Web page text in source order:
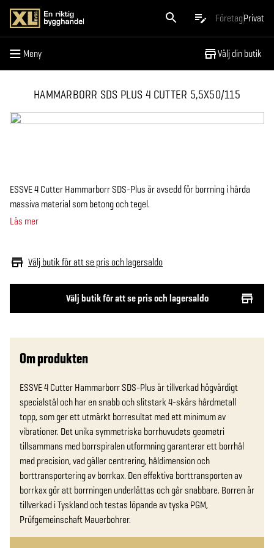
FöretagPrivat
Meny Välj din butik
Meny
HAMMARBORR SDS PLUS 4 CUTTER 5,5X50/115
Välj butik för att se pris och lagersaldo
Välj butik för att se pris och lagersaldo
ESSVE 4 Cutter Hammarborr SDS-Plus är avsedd för borrning i hårda
massiva material som betong och tegel.
Läs mer
Om produkten
ESSVE 4 Cutter Hammarborr SDS-Plus är tillverkad högvärdigt
specialstål och har en snabb och slitstark 4-skärs hårdmetall
topp, som ger ett utmärkt borresultat med ett minimum av
vibrationer. Det unika symmetriska borrhuvudets geometri
tillsammans med borrspiralen utformning garanterar ett borrhål
med precision, vad gäller centrering, håldimension och
borttransportering av borrkax. Den effektiva borttransporten av
borrkax gör att borrningen underlättas och går snabbare. Borren är
tillverkad i Tyskland och testas löpande av tyska PGM,
Prüfgemeinschaft Mauerbohrer.